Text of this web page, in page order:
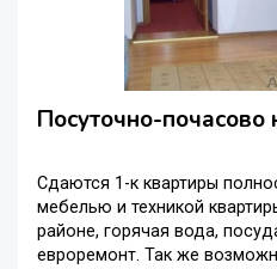
Посуточно-почасово
Сдаются 1-к квартиры
мебелью и техникой
районе, горячая вода,
евроремонт. Так же